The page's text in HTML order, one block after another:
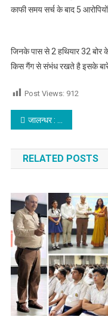
काफी समय सर्च के बाद 5
जिनके पास से 2 हथियार 32
किस गैंग से संभंध रखते है इसके बारे
Post Views: 912
Post
जालन्धर : भोगपुर के गांव में गैंगस्टरों के छिपे होने की आशंका
RELATED POSTS